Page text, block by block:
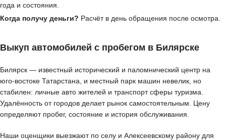
года и состояния.
Когда получу деньги? Расчёт в день обращения после осмотра.
Выкуп автомобилей с пробегом в Билярске
Билярск — известный исторический и паломнический центр на
юго-востоке Татарстана, и местный парк машин невелик, но
стабилен: личные авто жителей и транспорт сферы туризма.
Удалённость от городов делает рынок самостоятельным. Цену
определяют пробег, состояние и история обслуживания.
Наши оценщики выезжают по селу и Алексеевскому району для